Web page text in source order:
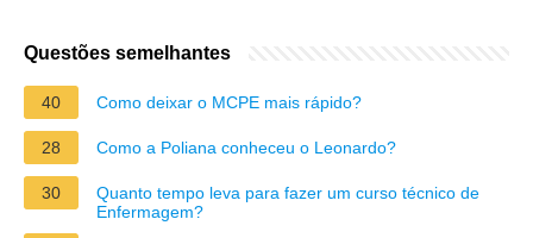
Questões semelhantes
40 Como deixar o MCPE mais rápido?
28 Como a Poliana conheceu o Leonardo?
30
Quanto tempo leva para fazer um curso técnico de
Enfermagem?